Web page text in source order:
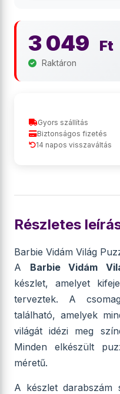
3 049 Ft
Raktáron
Gyors szállítás
Biztonságos fizetés
14 napos visszaváltás
Részletes
Barbie Vidám Világ
A Barbie Vidám
készlet, amelyet
terveztek. A
található, amelyek
világát idézi meg
Minden elkészült
méretű.
A készlet darabszám